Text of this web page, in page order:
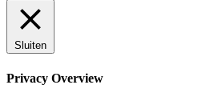
Sluiten
Privacy Overview